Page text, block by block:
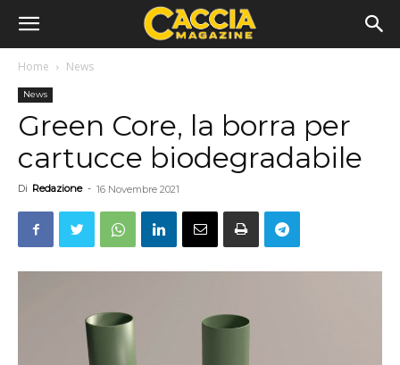
Home News
News
Green Core, la borra per
cartucce biodegradabile
Di Redazione - 16 Novembre 2021